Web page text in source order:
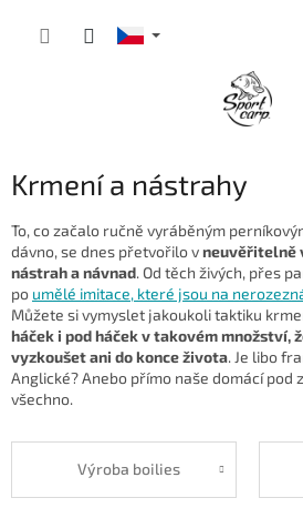
Krmení a nástrahy
To, co začalo ručně vyráběným
dávno, se dnes přetvořilo vneuvěřitelně
nástrah a návnad. Od těch živých, přes
po umělé imitace, které jsou na
Můžete si vymyslet jakoukoli taktiku
háček i pod háček v takovém množství,
vyzkoušet ani do konce života. Je libo
Anglické? Anebo přímo naše domácí pod
všechno.
Výroba boilies